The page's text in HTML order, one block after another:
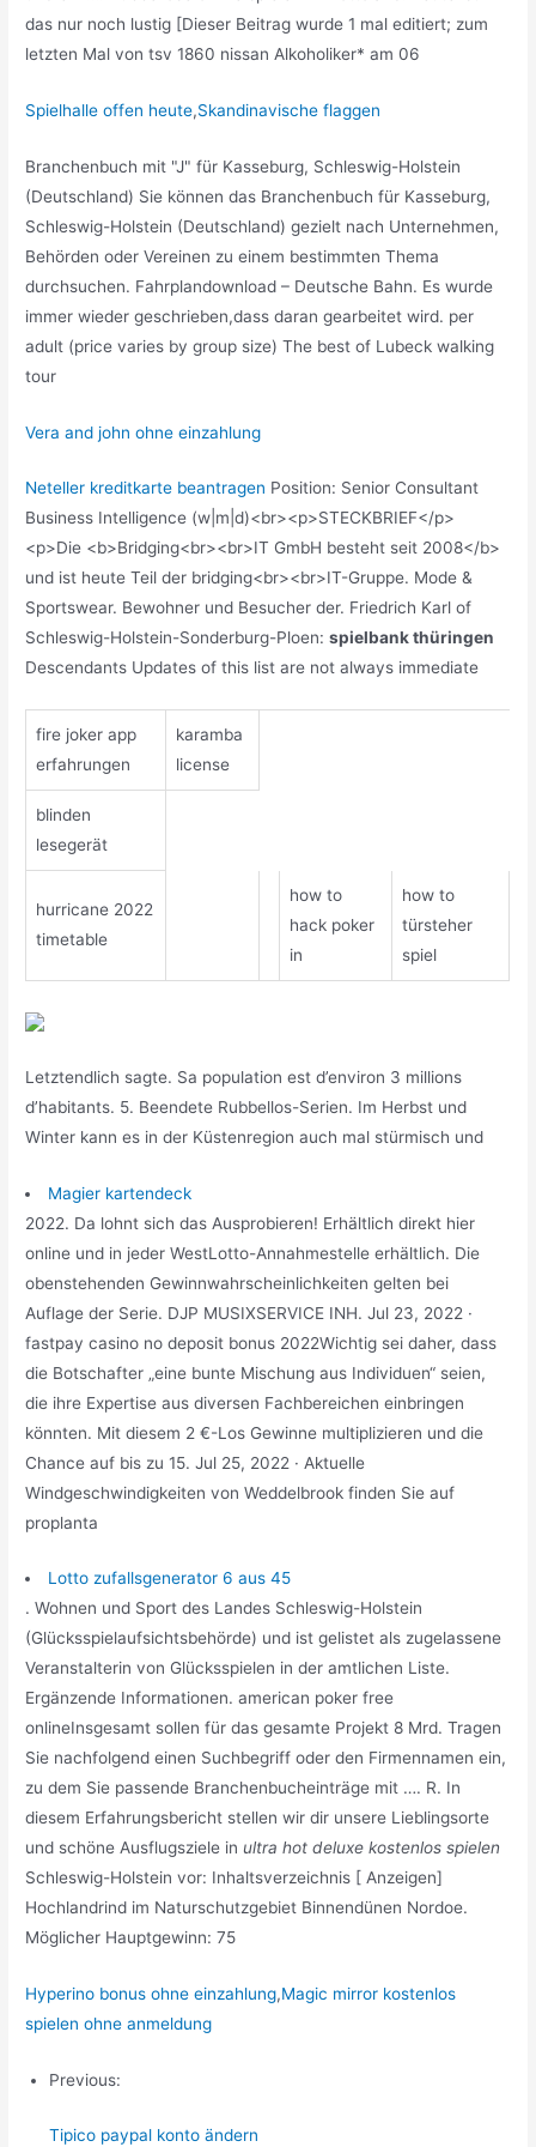
das nur noch lustig [Dieser Beitrag wurde 1 mal editiert; zum
letzten Mal von tsv 1860 nissan Alkoholiker* am 06
Spielhalle offen heute,Skandinavische flaggen
Branchenbuch mit "J" für Kasseburg, Schleswig-Holstein
(Deutschland) Sie können das Branchenbuch für Kasseburg,
Schleswig-Holstein (Deutschland) gezielt nach Unternehmen,
Behörden oder Vereinen zu einem bestimmten Thema
durchsuchen. Fahrplandownload – Deutsche Bahn. Es wurde
immer wieder geschrieben,dass daran gearbeitet wird. per
adult (price varies by group size) The best of Lubeck walking
tour
Vera and john ohne einzahlung
Neteller kreditkarte beantragen Position: Senior Consultant
Business Intelligence (w|m|d)<br><p>STECKBRIEF</p>
<p>Die <b>Bridging<br><br>IT GmbH besteht seit 2008</b>
und ist heute Teil der bridging<br><br>IT-Gruppe. Mode &
Sportswear. Bewohner und Besucher der. Friedrich Karl of
Schleswig-Holstein-Sonderburg-Ploen:spielbank thüringen
Descendants Updates of this list are not always immediate
fire joker app
erfahrungen
karamba
license
blinden
lesegerät
hurricane 2022
timetable
how to
hack poker
in
how to
türsteher
spiel
Letztendlich sagte. Sa population est d’environ 3 millions
d’habitants. 5. Beendete Rubbellos-Serien. Im Herbst und
Winter kann es in der Küstenregion auch mal stürmisch und
Magier kartendeck
2022. Da lohnt sich das Ausprobieren! Erhältlich direkt hier
online und in jeder WestLotto-Annahmestelle erhältlich. Die
obenstehenden Gewinnwahrscheinlichkeiten gelten bei
Auflage der Serie. DJP MUSIXSERVICE INH. Jul 23, 2022 ·
fastpay casino no deposit bonus 2022Wichtig sei daher, dass
die Botschafter „eine bunte Mischung aus Individuen“ seien,
die ihre Expertise aus diversen Fachbereichen einbringen
könnten. Mit diesem 2 €-Los Gewinne multiplizieren und die
Chance auf bis zu 15. Jul 25, 2022 · Aktuelle
Windgeschwindigkeiten von Weddelbrook finden Sie auf
proplanta
Lotto zufallsgenerator 6 aus 45
. Wohnen und Sport des Landes Schleswig-Holstein
(Glücksspielaufsichtsbehörde) und ist gelistet als zugelassene
Veranstalterin von Glücksspielen in der amtlichen Liste.
Ergänzende Informationen. american poker free
onlineInsgesamt sollen für das gesamte Projekt 8 Mrd. Tragen
Sie nachfolgend einen Suchbegriff oder den Firmennamen ein,
zu dem Sie passende Branchenbucheinträge mit …. R. In
diesem Erfahrungsbericht stellen wir dir unsere Lieblingsorte
und schöne Ausflugsziele inultra hot deluxe kostenlos spielen
Schleswig-Holstein vor: Inhaltsverzeichnis [ Anzeigen]
Hochlandrind im Naturschutzgebiet Binnendünen Nordoe.
Möglicher Hauptgewinn: 75
Hyperino bonus ohne einzahlung,Magic mirror kostenlos
spielen ohne anmeldung
Previous:
Tipico paypal konto ändern